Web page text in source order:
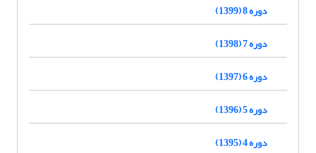
دوره 8 (1399)
دوره 7 (1398)
دوره 6 (1397)
دوره 5 (1396)
دوره 4 (1395)